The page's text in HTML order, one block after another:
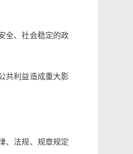
全、社会稳定的政
共利益造成重大影
、法规、规章规定